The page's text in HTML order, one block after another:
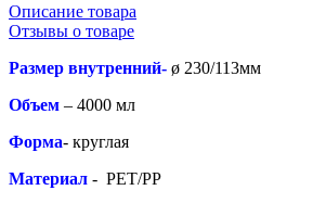
Описание товара
Отзывы о товаре
Размер внутренний- ø 230/113мм
Объем – 4000 мл
Форма- круглая
Материал - РЕТ/РР